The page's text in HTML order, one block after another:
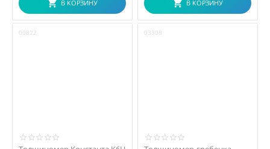
В КОРЗИНУ В КОРЗИНУ
00822 03308